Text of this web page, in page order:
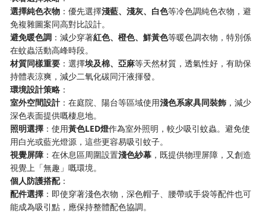
​選擇純色衣物​ ​：優先選擇​​淺藍、淺灰、白色​​等冷色調純色衣物，避
免複雜圖案同高對比設計。
​避免暖色調​ ​：減少穿著​​紅色、橙色、鮮黃色​​等暖色調衣物，特別係
在蚊蟲活動高峰時段。
​材質同樣重要​ ​：選擇​​埃及棉、亞麻​​等天然材質，透氣性好，有助保
持體表涼爽，減少二氧化碳同汗液揮發。
​環境設計策略​ ​：
​室外空間設計​​：在庭院、陽台等區域使用​​淺色系家具同裝飾​ ​，減少
深色表面提供嘅棲息地。
​照明選擇​ ​：使用​​黃色LED燈​​作為室外照明，較少吸引蚊蟲。避免使
用白光或藍光燈源，這些更容易吸引蚊子。
​視覺屏障​ ​：在休息區周圍設置​​淺色紗幕​ ​，既提供物理屏障，又創造
視覺上「無趣」嘅環境。
​個人防護搭配​​：
​配件選擇​ ​：即使穿著淺色衣物，深色帽子、腰帶或手袋等配件也可
能成為吸引點，應保持整體配色協調。